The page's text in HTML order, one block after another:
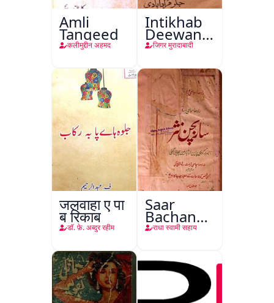
Amli
Tanqeed
कलीमुद्दीन अहमद
Intikhab
Deewan-
e-Jigar
जिगर मुरादाबादी
जलवाहा ए पा
ब रिकाब
डाॅ. फ़े. अब्दुर रहीम
Saar
Bachan
Nasr
राधा स्वामी सहाय